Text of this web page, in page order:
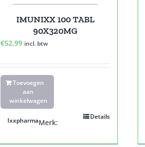
IMUNIXX 100 TABL
90X320MG
€52,99 incl. btw
Toevoegen
aan
winkelwagen
Details
Merk:
Ixxpharma